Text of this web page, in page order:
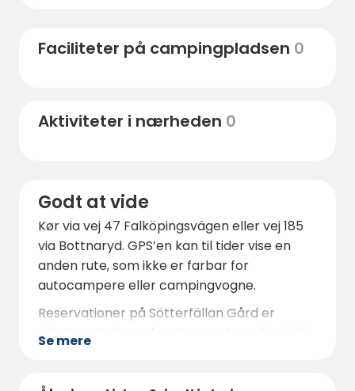
Faciliteter på campingpladsen 0
Aktiviteter i nærheden 0
Godt at vide
Kør via vej 47 Falköpingsvägen eller vej 185
via Bottnaryd. GPS’en kan til tider vise en
anden rute, som ikke er farbar for
autocampere eller campingvogne.
Reservationer på Sötterfällan Gård er
eftertragtede, og for at garantere din plads
Se mere